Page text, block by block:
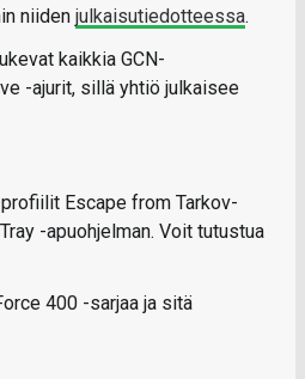
niiden julkaisutiedotteessa.
kaikkia GCN-
-ajurit, sillä yhtiö julkaisee
Escape from Tarkov-
-apuohjelman. Voit tutustua
400 -sarjaa ja sitä